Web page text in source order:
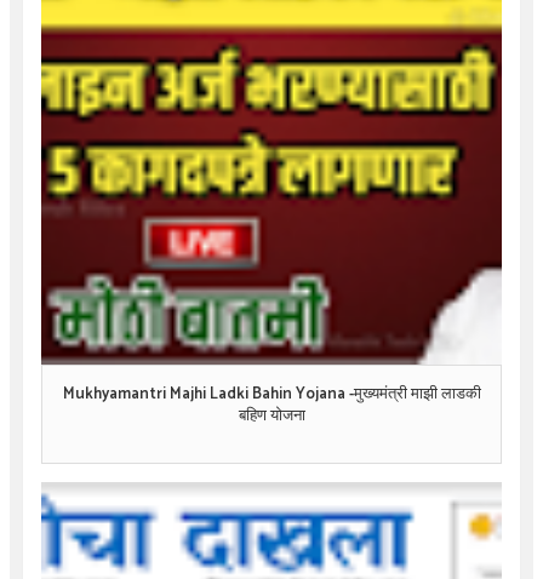
Mukhyamantri Majhi Ladki Bahin Yojana -मुख्यमंत्री माझी लाडकी
बहिण योजना